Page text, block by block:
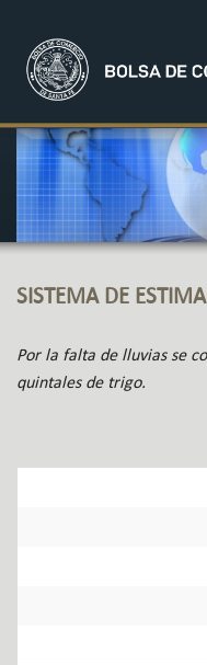
SISTEMA DE
Por la falta de lluvias se
quintales de trigo.